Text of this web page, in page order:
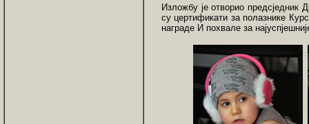
Изложбу је отворио
су цертификати за полазнике
награде И похвале за